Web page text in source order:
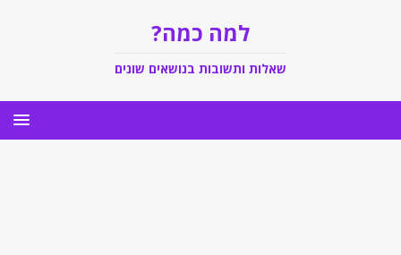
למה כמה?
שאלות ותשובות בנושאים שונים